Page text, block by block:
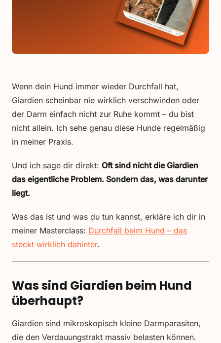
Wenn dein Hund immer wieder Durchfall hat,
Giardien scheinbar nie wirklich verschwinden oder
der Darm einfach nicht zur Ruhe kommt – du bist
nicht allein. Ich sehe genau diese Hunde regelmäßig
in meiner Praxis.
Und ich sage dir direkt: Oft sind nicht die Giardien
das eigentliche Problem. Sondern das, was darunter
liegt.
Was das ist und was du tun kannst, erkläre ich dir in
meiner Masterclass: Durchfall beim Hund – das
steckt wirklich dahinter.
Was sind Giardien beim Hund
überhaupt?
Giardien sind mikroskopisch kleine Darmparasiten,
die den Verdauungstrakt massiv belasten können.